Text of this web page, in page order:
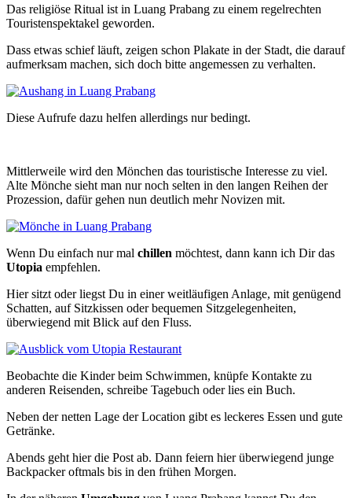
Das religiöse Ritual ist in Luang Prabang zu einem regelrechten
Touristenspektakel geworden.
Dass etwas schief läuft, zeigen schon Plakate in der Stadt, die darauf
aufmerksam machen, sich doch bitte angemessen zu verhalten.
Diese Aufrufe dazu helfen allerdings nur bedingt.
Mittlerweile wird den Mönchen das touristische Interesse zu viel.
Alte Mönche sieht man nur noch selten in den langen Reihen der
Prozession, dafür gehen nun deutlich mehr Novizen mit.
Wenn Du einfach nur mal chillen möchtest, dann kann ich Dir das
Utopia empfehlen.
Hier sitzt oder liegst Du in einer weitläufigen Anlage, mit genügend
Schatten, auf Sitzkissen oder bequemen Sitzgelegenheiten,
überwiegend mit Blick auf den Fluss.
Beobachte die Kinder beim Schwimmen, knüpfe Kontakte zu
anderen Reisenden, schreibe Tagebuch oder lies ein Buch.
Neben der netten Lage der Location gibt es leckeres Essen und gute
Getränke.
Abends geht hier die Post ab. Dann feiern hier überwiegend junge
Backpacker oftmals bis in den frühen Morgen.